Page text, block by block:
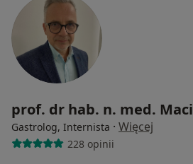
prof. dr hab. n. med.
Gastrolog, Internista · Więcej
228 opinii